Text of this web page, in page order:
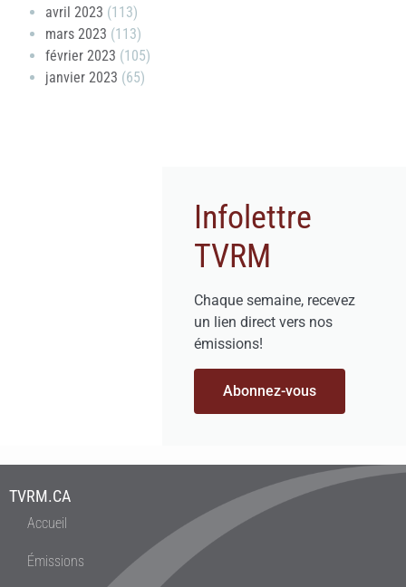
avril 2023 (113)
mars 2023 (113)
février 2023 (105)
janvier 2023 (65)
Infolettre
TVRM
Chaque semaine, recevez
un lien direct vers nos
émissions!
Abonnez-vous
TVRM.CA
Accueil
Émissions